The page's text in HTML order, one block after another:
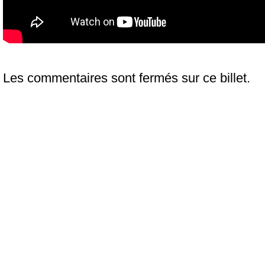
Les commentaires sont fermés sur ce billet.